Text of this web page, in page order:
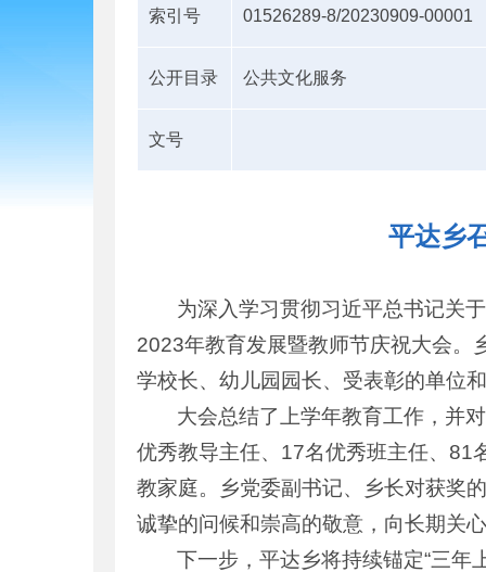
索引号 01526289-8/20230909-00001
公开目录 公共文化服务
文号
平达乡
为深入学习贯彻习近平总书记关
2023年教育发展暨教师节庆祝大会。
学校长、幼儿园园长、受表彰的单位
大会总结了上学年教育工作，并
优秀教导主任、17名优秀班主任、81
教家庭。乡党委副书记、乡长对获奖
诚挚的问候和崇高的敬意，向长期关
下一步，平达乡将持续锚定“三年